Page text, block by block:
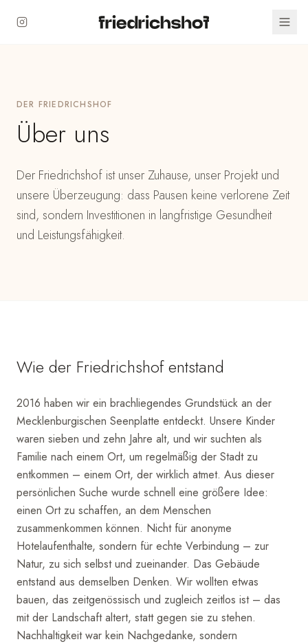
DER FRIEDRICHSHOF
Über uns
Der Friedrichshof ist unser Zuhause, unser Projekt und
unsere Überzeugung: dass Pausen keine verlorene Zeit
sind, sondern Investitionen in langfristige Gesundheit
und Leistungsfähigkeit.
Wie der Friedrichshof entstand
2016 haben wir ein brachliegendes Grundstück an der
Mecklenburgischen Seenplatte entdeckt. Unsere Kinder
waren sieben und zehn Jahre alt, und wir suchten als
Familie nach einem Ort, um regelmäßig der Stadt zu
entkommen – einem Ort, der wirklich atmet. Aus dieser
persönlichen Suche wurde schnell eine größere Idee:
einen Ort zu schaffen, an dem Menschen
zusammenkommen können. Nicht für anonyme
Hotelaufenthalte, sondern für echte Verbindung – zur
Natur, zu sich selbst und zueinander. Das Gebäude
entstand aus demselben Denken. Wir wollten etwas
bauen, das zeitgenössisch und zugleich zeitlos ist – das
mit der Landschaft altert, statt gegen sie zu stehen.
Nachhaltigkeit war kein Nachgedanke, sondern